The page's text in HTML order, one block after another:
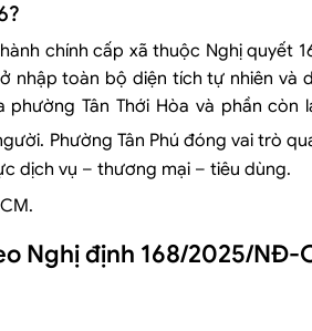
chính cấp xã thuộc Nghị quyết
nhập toàn bộ diện tích tự nhiên và
Tân Thới Hòa và phần còn
Phường Tân Phú đóng vai trò
dịch vụ – thương mại – tiêu dùng.
Nghị định 168/2025/NĐ-